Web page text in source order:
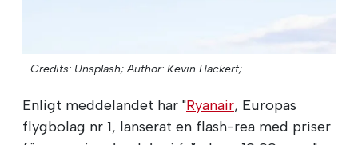
Credits: Unsplash; Author: Kevin Hackert;
Enligt meddelandet har "Ryanair, Europas
flygbolag nr 1, lanserat en flash-rea med priser